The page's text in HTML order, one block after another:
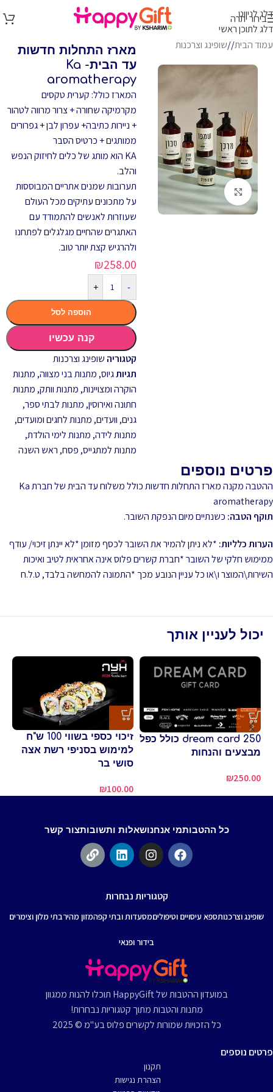
דלג לניווט
דלג לתוכן ראשי
בירור יתרה
עמוד הבית/ שופינג וצרכנות
לחץ להגדלה
מארז התחלות חדשות
עד הבית- Ka
aromatherapy
המארז כולל: קערית טקסים
מקרמיקה שחורה + צרור מרווה לטהור
+ ניירות כתיבה+ עפרון לבן + גפרורים
ממותגים + כרטיס הסבר
KA הוא מותג של כלים לחיזוק הנפש
והלב.
תערובות שמנים אתריים המבוססות
על מתכונים עתיקים מכל העולם
שעוזרות לאנשים להתמודד עם
האתגרים שהחיים מגלגלים לפתחנו
ולהרגיש קצת יותר טוב.
₪258.00
-
+
הוספה לסל
קנה עכשיו
קטגוריה שופינג וצרכנות
תגיותגיוס, מתנות בני מצווה, מתנות
הוקרה ומצויינות, מתנות וותק, מתנות
חתונה ואירוסין, מתנות לבתי ספר,
גנים, וועדים, מתנות לחגים ומועדים,
מתנות לידה, מתנות לימי הולדת,
מתנות למתגייס, פסח, ראש השנה
פרטים נוספים
ההטבה מקנה מארז התחלות חדשות כולל משלוח עד הבית של חברת Ka
aromatherapy
תוקף הטבה: כשנתיים מיום הנפקת השובר.
הערות כלליות: *לא ניתן להמיר את השובר לכסף מזומן *לא יינתן זיכוי/ עודף
ממימוש חלקי של השובר *חברת קשרים פלוס אינה אחראית לטיב ואיכות
השירות\המוצר ו\או כל עניין הנובע מכך *התמונה להמחשה בלבד, ט.ל.ח
יכול לעניין אותך
dream card 250 כולל כפל
מבצעים והנחות
₪250.00
זיכוי כספי בשווי 100 ש"ח
למימוש בסניפי רשת אצה
סושי בר
₪100.00
כל ההטבותמי אנחנושאלות ותשובותצור קשר
קטגוריות נבחרות
שופינג וצרכנותספא עיסויים וטיפוליםמסעדות ובתי קפהמזון מהירבתי מלון וצימרים
בידור ופנאי
במועדון ההטבות של HappyGift תוכלו להנות ממגוון
מתנות והטבות מתוך קטגוריות נבחרות!
כל הזכויות שמורות לקשרים פלוס בע"מ © 2025
פרטים נוספים
תקנון
הצהרת נגישות